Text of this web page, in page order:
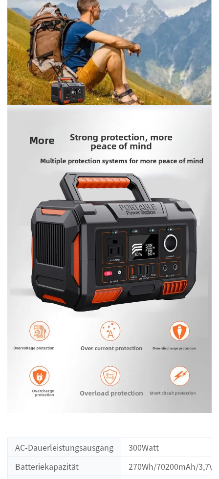
AC-Dauerleistungsausgang
300Watt
Batteriekapazität
270Wh/70200mAh/3,7V